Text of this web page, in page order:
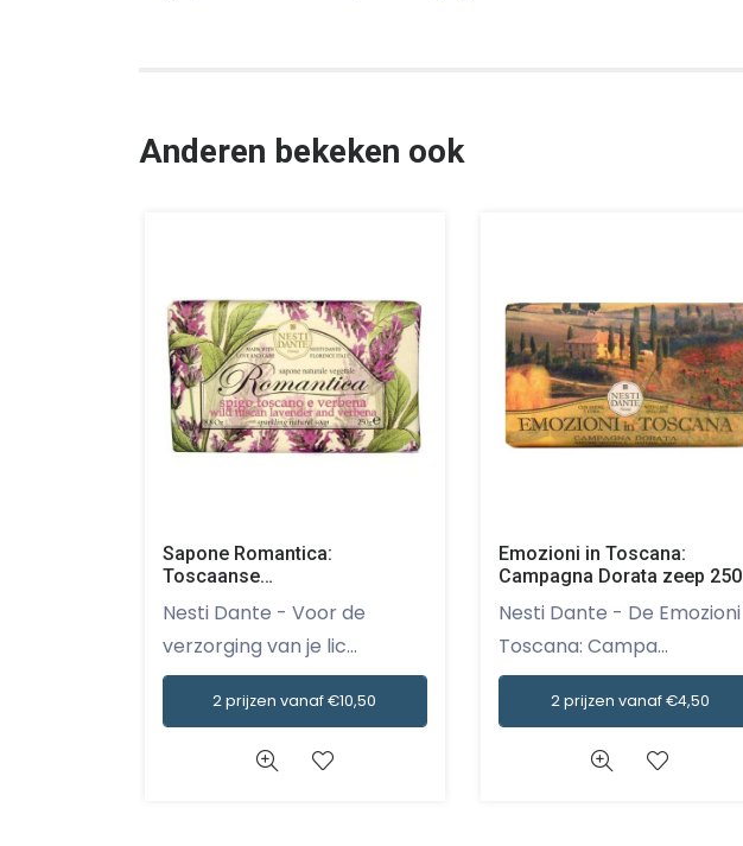
Anderen bekeken ook
Sapone Romantica:
Toscaanse
gr
Nesti Dante - Voor de
verzorging van je lic...
2 prijzen vanaf €10,50
Emozioni in Toscana:
Campagna Dorata zeep 250
Nesti Dante - De Emozioni in
Toscana: Campa...
2 prijzen vanaf €4,50